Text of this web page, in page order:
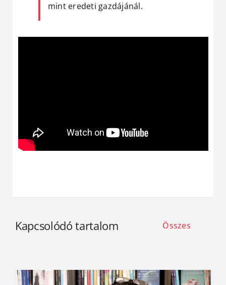
mint eredeti gazdájánál.
Kapcsolódó tartalom Összes